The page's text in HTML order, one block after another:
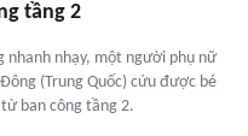
tầng 2
nhanh nhạy, một người phụ nữ
(Trung Quốc) cứu được bé
ban công tầng 2.